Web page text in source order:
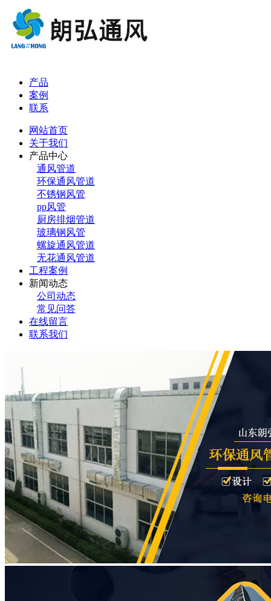
产品
案例
联系
网站首页
关于我们
产品中心
通风管道
环保通风管道
不锈钢风管
pp风管
厨房排烟管道
玻璃钢风管
螺旋通风管道
无花通风管道
工程案例
新闻动态
公司动态
常见问答
在线留言
联系我们